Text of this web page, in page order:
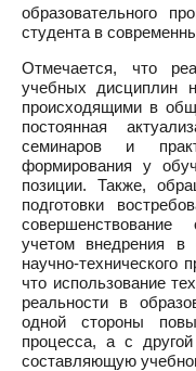
образовательного
студента в
Отмечается, что
учебных дисциплин
происходящими в
постоянная
семинаров и
формирования у
позиции. Также,
подготовки
учетом внедрения в
научно-технического
что использование
реальности в
одной стороны
процесса, а с
составляющую